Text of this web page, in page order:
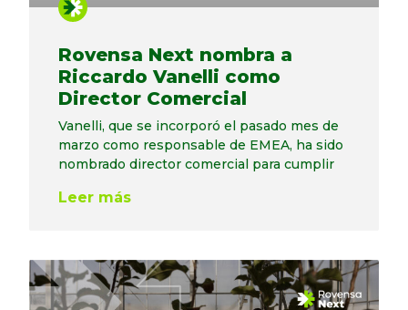
Rovensa Next nombra a
Riccardo Vanelli como
Director Comercial
Vanelli, que se incorporó el pasado mes de
marzo como responsable de EMEA, ha sido
nombrado director comercial para cumplir
Leer más